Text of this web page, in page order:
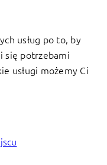
usług po to, by
się potrzebami
usługi możemy Ci